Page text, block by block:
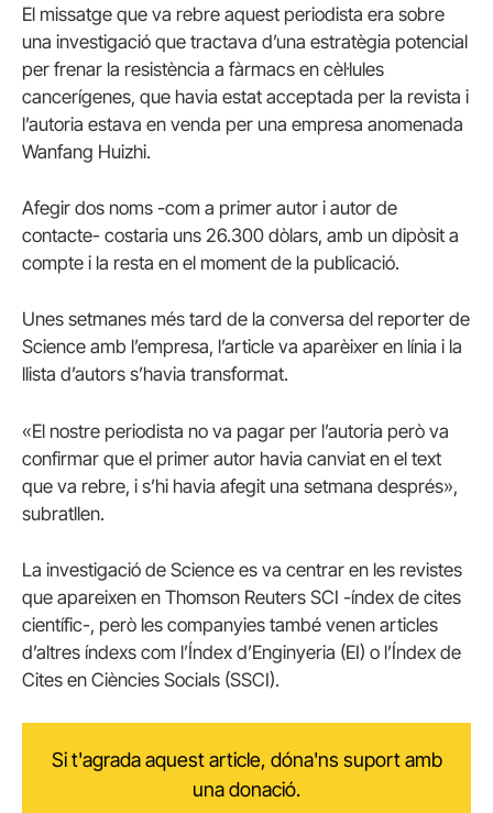
El missatge que va rebre aquest periodista era sobre
una investigació que tractava d’una estratègia potencial
per frenar la resistència a fàrmacs en cèl·lules
cancerígenes, que havia estat acceptada per la revista i
l’autoria estava en venda per una empresa anomenada
Wanfang Huizhi.
Afegir dos noms -com a primer autor i autor de
contacte- costaria uns 26.300 dòlars, amb un dipòsit a
compte i la resta en el moment de la publicació.
Unes setmanes més tard de la conversa del reporter de
Science amb l’empresa, l’article va aparèixer en línia i la
llista d’autors s’havia transformat.
«El nostre periodista no va pagar per l’autoria però va
confirmar que el primer autor havia canviat en el text
que va rebre, i s’hi havia afegit una setmana després»,
subratllen.
La investigació de Science es va centrar en les revistes
que apareixen en Thomson Reuters SCI -índex de cites
científic-, però les companyies també venen articles
d’altres índexs com l’Índex d’Enginyeria (EI) o l’Índex de
Cites en Ciències Socials (SSCI).
Si t'agrada aquest article, dóna'ns suport amb
una donació.